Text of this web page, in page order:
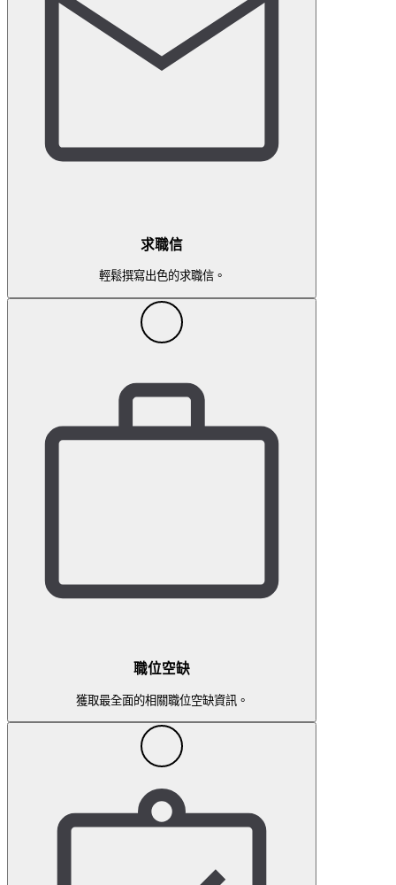
求職信
輕鬆撰寫出色的求職信。
職位空缺
獲取最全面的相關職位空缺資訊。